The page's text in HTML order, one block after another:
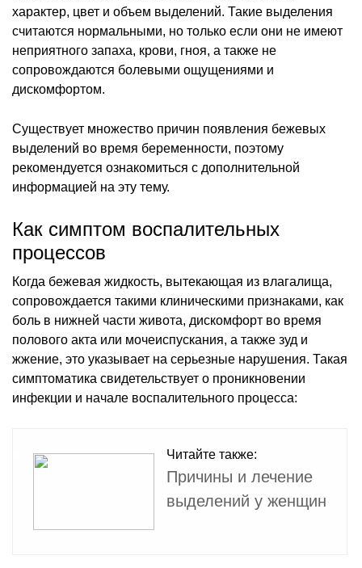
характер, цвет и объем выделений. Такие выделения
считаются нормальными, но только если они не имеют
неприятного запаха, крови, гноя, а также не
сопровождаются болевыми ощущениями и
дискомфортом.
Существует множество причин появления бежевых
выделений во время беременности, поэтому
рекомендуется ознакомиться с дополнительной
информацией на эту тему.
Как симптом воспалительных
процессов
Когда бежевая жидкость, вытекающая из влагалища,
сопровождается такими клиническими признаками, как
боль в нижней части живота, дискомфорт во время
полового акта или мочеиспускания, а также зуд и
жжение, это указывает на серьезные нарушения. Такая
симптоматика свидетельствует о проникновении
инфекции и начале воспалительного процесса:
Читайте также:
Причины и лечение
выделений у женщин